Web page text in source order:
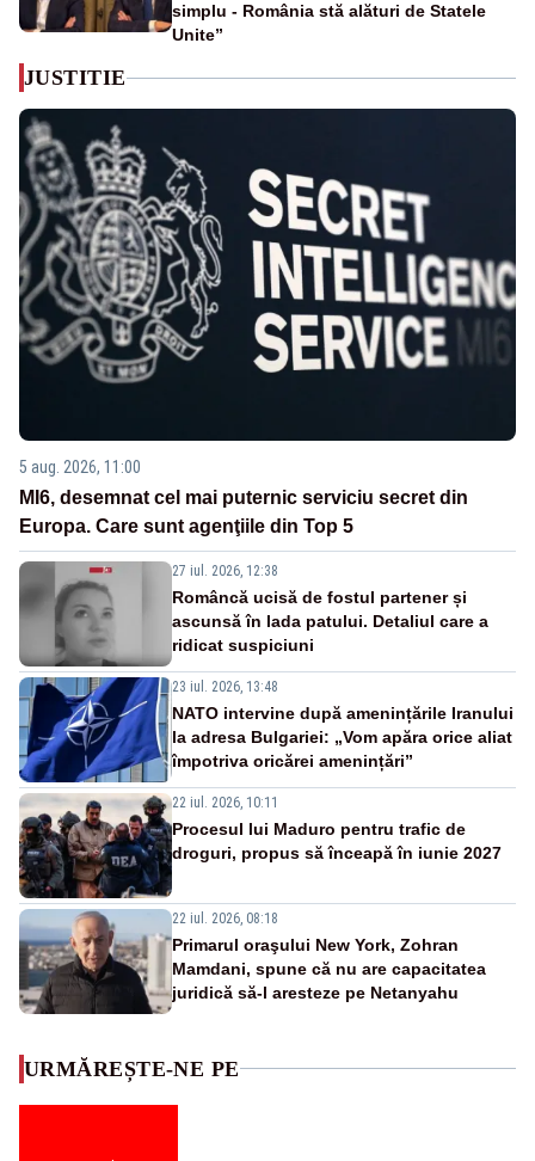
simplu - România stă alături de Statele
Unite”
JUSTITIE
5 aug. 2026, 11:00
MI6, desemnat cel mai puternic serviciu secret din
Europa. Care sunt agenţiile din Top 5
27 iul. 2026, 12:38
Româncă ucisă de fostul partener și
ascunsă în lada patului. Detaliul care a
ridicat suspiciuni
23 iul. 2026, 13:48
NATO intervine după amenințările Iranului
la adresa Bulgariei: „Vom apăra orice aliat
împotriva oricărei amenințări”
22 iul. 2026, 10:11
Procesul lui Maduro pentru trafic de
droguri, propus să înceapă în iunie 2027
22 iul. 2026, 08:18
Primarul oraşului New York, Zohran
Mamdani, spune că nu are capacitatea
juridică să-l aresteze pe Netanyahu
URMĂREȘTE-NE PE